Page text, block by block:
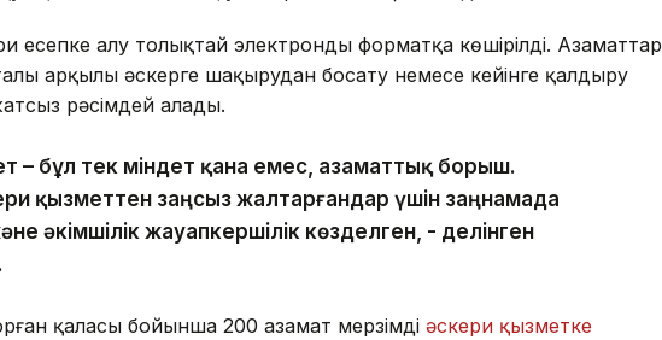
есепке алу толықтай электронды форматқа көшірілді. Азаматтар
арқылы әскерге шақырудан босату немесе кейінге қалдыру
рәсімдей алады.
– бұл тек міндет қана емес, азаматтық борыш.
қызметтен заңсыз жалтарғандар үшін заңнамада
әкімшілік жауапкершілік көзделген, - делінген
қаласы бойынша 200 азамат мерзімді әскери қызметке